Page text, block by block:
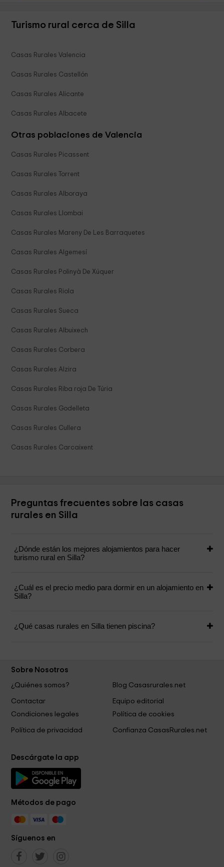
Turismo rural cerca de Silla
Casas Rurales Valencia
Casas Rurales Castellón
Casas Rurales Alicante
Casas Rurales Albacete
Otras poblaciones de Valencia
Casas Rurales Picassent
Casas Rurales Torrent
Casas Rurales Alboraya
Casas Rurales Llombai
Casas Rurales Mareny De Les Barraquetes
Casas Rurales Algemesí
Casas Rurales Polinyà De Xúquer
Casas Rurales Riola
Casas Rurales Sueca
Casas Rurales Albuixech
Casas Rurales Corbera
Casas Rurales Alzira
Casas Rurales Riba roja De Túria
Casas Rurales Godelleta
Casas Rurales Cullera
Casas Rurales Carcaixent
Preguntas frecuentes sobre las casas
rurales en Silla
¿Dónde están los mejores alojamientos para hacer
turismo rural en Silla?
¿Cuál es el precio medio para dormir en un alojamiento en
Silla?
¿Qué casas rurales en Silla tienen piscina?
Sobre Nosotros
¿Quiénes somos?
Blog Casasrurales.net
Contactar
Equipo editorial
Condiciones legales
Política de cookies
Política de privacidad Confianza CasasRurales.net
Descárgate la app
Métodos de pago
Síguenos en